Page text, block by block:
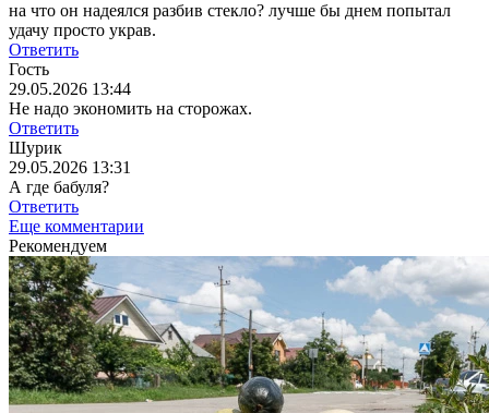
на что он надеялся разбив стекло? лучше бы днем попытал
удачу просто украв.
Ответить
Гость
29.05.2026 13:44
Не надо экономить на сторожах.
Ответить
Шурик
29.05.2026 13:31
А где бабуля?
Ответить
Еще комментарии
Рекомендуем